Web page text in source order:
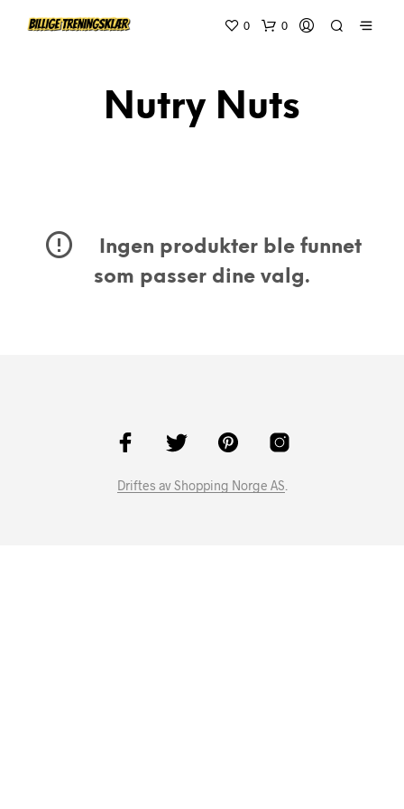
0 0
Nutry Nuts
Ingen produkter ble funnet
som passer dine valg.
Driftes av Shopping Norge AS